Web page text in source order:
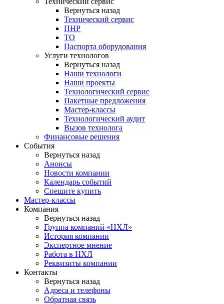
Вернуться назад
Технический сервис
ПНР
ТО
Паспорта оборудования
Услуги технологов
Вернуться назад
Наши технологи
Наши проекты
Технологический сервис
Пакетные предложения
Мастер-классы
Технологический аудит
Вызов технолога
Финансовые решения
События
Вернуться назад
Анонсы
Новости компании
Календарь событий
Спешите купить
Мастер-классы
Компания
Вернуться назад
Группа компаний «НХЛ»
История компании
Экспертное мнение
Работа в НХЛ
Реквизиты компании
Контакты
Вернуться назад
Адреса и телефоны
Обратная связь